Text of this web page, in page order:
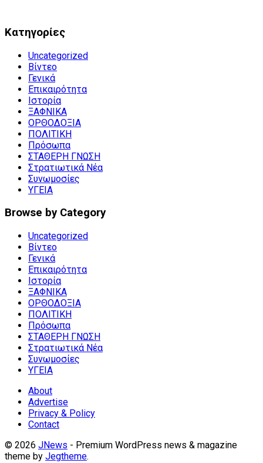
Kατηγορίες
Uncategorized
Βίντεο
Γενικά
Επικαιρότητα
Ιστορία
ΞΑΦΝΙΚΑ
ΟΡΘΟΔΟΞΙΑ
ΠΟΛΙΤΙΚΗ
Πρόσωπα
ΣΤΑΘΕΡΗ ΓΝΩΣΗ
Στρατιωτικά Νέα
Συνωμοσίες
ΥΓΕΙΑ
Browse by Category
Uncategorized
Βίντεο
Γενικά
Επικαιρότητα
Ιστορία
ΞΑΦΝΙΚΑ
ΟΡΘΟΔΟΞΙΑ
ΠΟΛΙΤΙΚΗ
Πρόσωπα
ΣΤΑΘΕΡΗ ΓΝΩΣΗ
Στρατιωτικά Νέα
Συνωμοσίες
ΥΓΕΙΑ
About
Advertise
Privacy & Policy
Contact
© 2026 JNews - Premium WordPress news & magazine
theme by Jegtheme.